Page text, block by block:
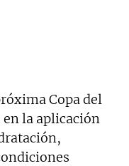
Copa del
la aplicación